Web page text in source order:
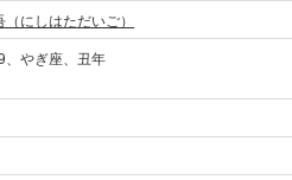
にしはただいご）
、やぎ座、丑年